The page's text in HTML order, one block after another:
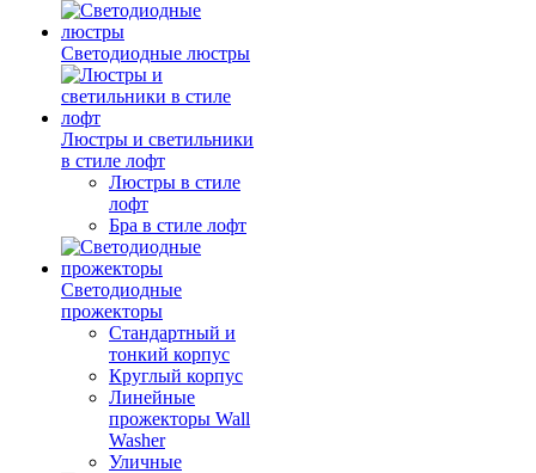
Светодиодные люстры
Люстры и светильники
в стиле лофт
Люстры в стиле
лофт
Бра в стиле лофт
Светодиодные
прожекторы
Стандартный и
тонкий корпус
Круглый корпус
Линейные
прожекторы Wall
Washer
Уличные